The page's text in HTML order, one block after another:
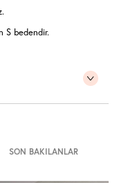
S bedendir.
SON BAKILANLAR